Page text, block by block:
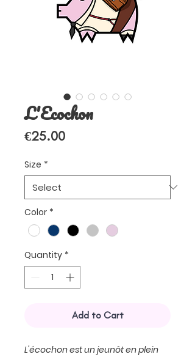
L'Ecochon
€25.00Price
Size *
Color *
Quantity *
Add to Cart
L'écochon est un jeunôt en plein